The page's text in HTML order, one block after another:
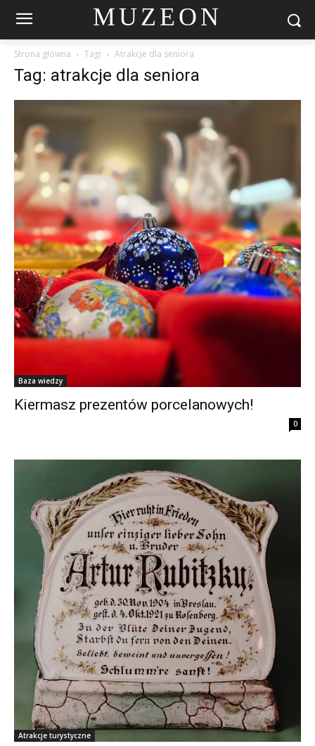
MUZEON
Strona główna Tagi Atrakcje dla seniora
Tag: atrakcje dla seniora
Baza wiedzy
Kiermasz prezentów porcelanowych!
0
Atrakcje turystyczne